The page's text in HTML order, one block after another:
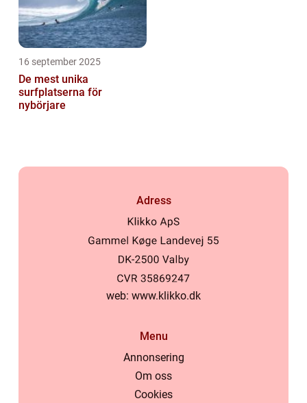
16 september 2025
De mest unika
surfplatserna för
nybörjare
Adress
web: www.klikko.dk
Menu
Annonsering
Om oss
Cookies